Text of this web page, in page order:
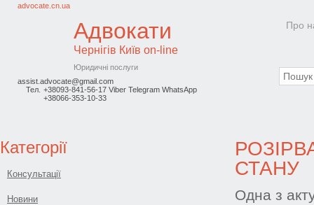
advocate.cn.ua
Адвокати
Чернігів Київ on-line
Юридичні послуги
assist.advocate@gmail.com
Тел. +38093-841-56-17 Viber Telegram WhatsApp
+38066-353-10-33
Про
Категорії
Консультації
Новини
СТАНУ
Одна з